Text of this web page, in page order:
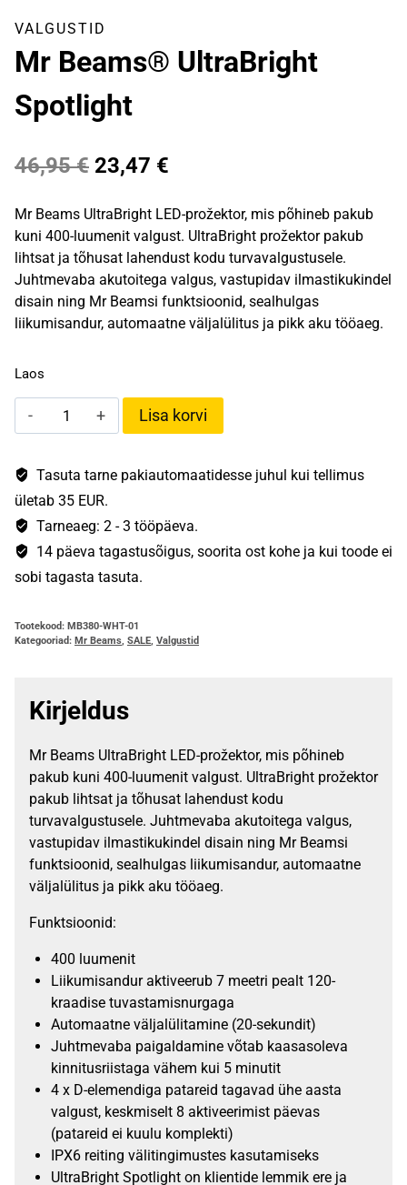
VALGUSTID
Mr Beams® UltraBright
Spotlight
46,95€ Algne
oli:
46,95 €.
23,47 €
on:
23,47 €.
Mr Beams UltraBright LED-prožektor, mis põhineb pakub
kuni 400-luumenit valgust. UltraBright prožektor pakub
lihtsat ja tõhusat lahendust kodu turvavalgustusele.
Juhtmevaba akutoitega valgus, vastupidav ilmastikukindel
disain ning Mr Beamsi funktsioonid, sealhulgas
liikumisandur, automaatne väljalülitus ja pikk aku tööaeg.
Laos
Mr
Beams®
Spotlight
kogus
Lisa korvi
Tasuta tarne pakiautomaatidesse juhul kui tellimus
ületab 35 EUR.
Tarneaeg: 2 - 3 tööpäeva.
14 päeva tagastusõigus, soorita ost kohe ja kui toode ei
sobi tagasta tasuta.
Tootekood: MB380-WHT-01
Kategooriad: Mr Beams, SALE, Valgustid
Kirjeldus
Mr Beams UltraBright LED-prožektor, mis põhineb
pakub kuni 400-luumenit valgust. UltraBright prožektor
pakub lihtsat ja tõhusat lahendust kodu
turvavalgustusele. Juhtmevaba akutoitega valgus,
vastupidav ilmastikukindel disain ning Mr Beamsi
funktsioonid, sealhulgas liikumisandur, automaatne
väljalülitus ja pikk aku tööaeg.
Funktsioonid:
400 luumenit
Liikumisandur aktiveerub 7 meetri pealt 120-
kraadise tuvastamisnurgaga
Automaatne väljalülitamine (20-sekundit)
Juhtmevaba paigaldamine võtab kaasasoleva
kinnitusriistaga vähem kui 5 minutit
4 x D-elemendiga patareid tagavad ühe aasta
valgust, keskmiselt 8 aktiveerimist päevas
(patareid ei kuulu komplekti)
IPX6 reiting välitingimustes kasutamiseks
UltraBright Spotlight on klientide lemmik ere ja